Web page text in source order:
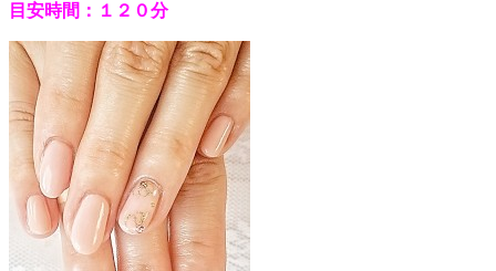
目安時間：１２０分